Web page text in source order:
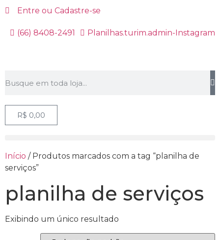
Entre ou Cadastre-se
(66) 8408-2491 Planilhas.turim.admin-Instagram
R$ 0,00
Início / Produtos marcados com a tag “planilha de
serviços”
planilha de serviços
Exibindo um único resultado